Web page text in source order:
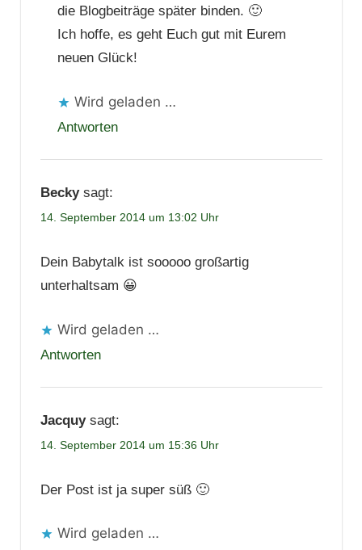
die Blogbeiträge später binden. 🙂
Ich hoffe, es geht Euch gut mit Eurem
neuen Glück!
Wird geladen …
Antworten
Becky sagt:
14. September 2014 um 13:02 Uhr
Dein Babytalk ist sooooo großartig
unterhaltsam 😀
Wird geladen …
Antworten
Jacquy sagt:
14. September 2014 um 15:36 Uhr
Der Post ist ja super süß 🙂
Wird geladen …